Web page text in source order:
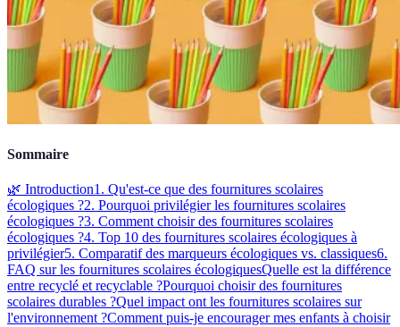
Sommaire
🌿 Introduction1. Qu'est-ce que des fournitures scolaires
écologiques ?2. Pourquoi privilégier les fournitures scolaires
écologiques ?3. Comment choisir des fournitures scolaires
écologiques ?4. Top 10 des fournitures scolaires écologiques à
privilégier5. Comparatif des marqueurs écologiques vs. classiques6.
FAQ sur les fournitures scolaires écologiquesQuelle est la différence
entre recyclé et recyclable ?Pourquoi choisir des fournitures
scolaires durables ?Quel impact ont les fournitures scolaires sur
l'environnement ?Comment puis-je encourager mes enfants à choisir